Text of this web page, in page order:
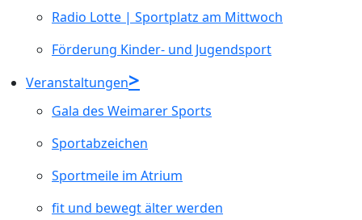
Radio Lotte | Sportplatz am Mittwoch
Förderung Kinder- und Jugendsport
Veranstaltungen
Gala des Weimarer Sports
Sportabzeichen
Sportmeile im Atrium
fit und bewegt älter werden